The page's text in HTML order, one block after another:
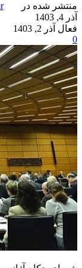
منتشر شده در
آذر 4, 1403
فعال آذر 2, 1403
0